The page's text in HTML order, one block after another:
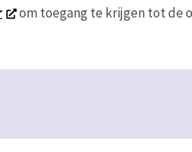
om toegang te krijgen tot de